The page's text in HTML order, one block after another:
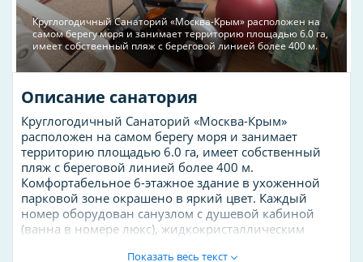
Круглогодичный Санаторий «Москва-Крым» расположен на
самом берегу моря и занимает территорию площадью 6.0 га,
имеет собственный пляж с береговой линией более 400 м.
Описание санатория
Круглогодичный Санаторий «Москва-Крым»
расположен на самом берегу моря и занимает
территорию площадью 6.0 га, имеет собственный
пляж с береговой линией более 400 м.
Комфортабельное 6-этажное здание в ухоженной
парковой зоне окрашено в яркий цвет. Каждый
номер оборудован санузлом с душевой кабиной
(ванна в номере люкс), жидкокристаллическим
Показать весь текст